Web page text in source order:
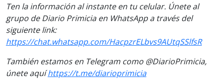
Ten la información al instante en tu celular. Únete al
grupo de Diario Primicia en WhatsApp a través del
siguiente link:
https://chat.whatsapp.com/HacpzrELbvs9AUtqSSlfsR
También estamos en Telegram como @DiarioPrimicia,
únete aquíhttps://t.me/diarioprimicia